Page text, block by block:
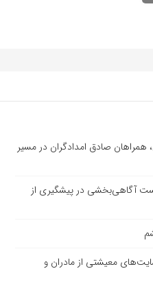
همراهان صادق امدادگران در مسیر
آگاهی‌بخشی در پیشگیری از
معیشتی از مادران و